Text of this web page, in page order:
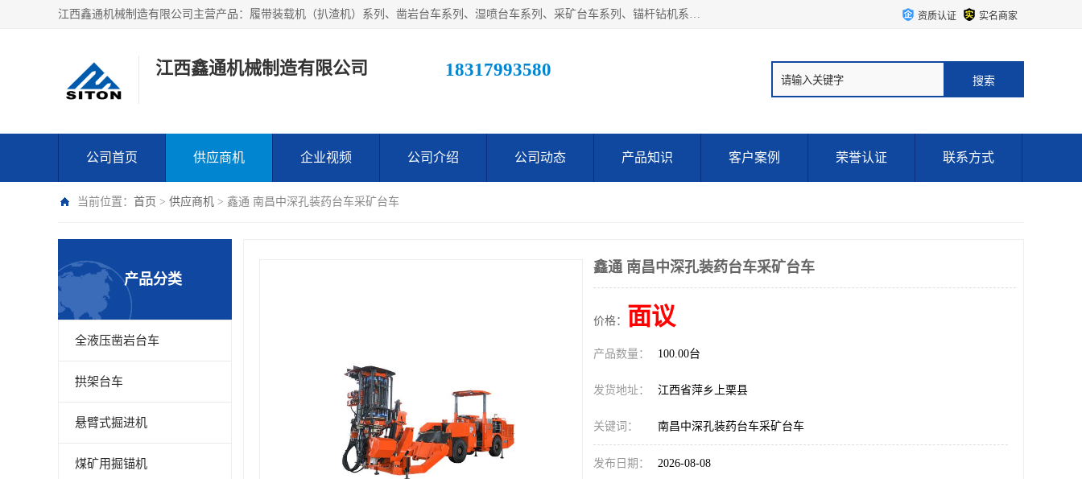
江西鑫通机械制造有限公司主营产品：履带装载机（扒渣机）系列、凿岩台车系列、湿喷台车系列、采矿台车系列、锚杆钻机系列、梭式矿车系列、电机车系列、砼搅拌运输车系列及后配套系列。公司在不断提升自身技术研发能力的同时引进德国、瑞典等国外先进技术和工艺，广泛征询用户意见，扬长避短，日趋完善和成熟，赢得了广大用户的青睐。 资质认证 实名商家
江西鑫通机械制造有限公司 18317993580
公司首页 供应商机 企业视频 公司介绍 公司动态 产品知识 客户案例 荣誉认证 联系方式
当前位置： 首页 > 供应商机 > 鑫通 南昌中深孔装药台车采矿台车
产品分类
全液压凿岩台车
拱架台车
悬臂式掘进机
煤矿用掘锚机
鑫通 南昌中深孔装药台车采矿台车
价格： 面议
产品数量： 100.00台
发货地址： 江西省萍乡上栗县
关键词： 南昌中深孔装药台车采矿台车
发布日期： 2026-08-08